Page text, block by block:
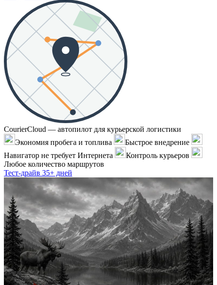
CourierCloud — автопилот для курьерской логистики
Экономия пробега и топлива
Быстрое внедрение
Навигатор не требует Интернета
Контроль курьеров
Любое количество маршрутов
Тест-драйв 35+ дней